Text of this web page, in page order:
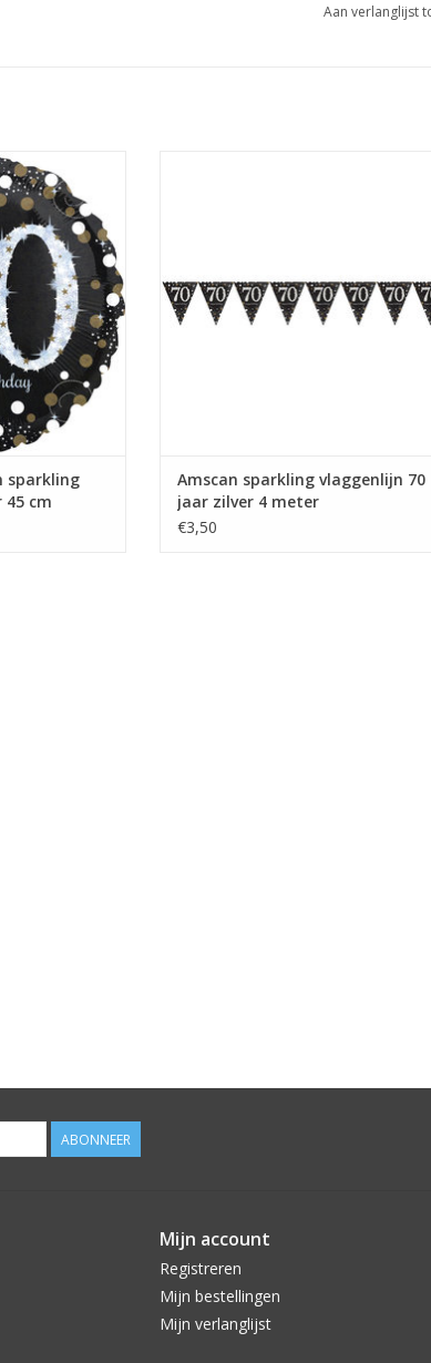
Aan verlanglijst
zilver zwart
cm
sparkling
cm
Amscan sparkling vlaggenlijn 70
jaar zilver 4 meter
€3,50
ABONNEER
Mijn account
Registreren
Mijn bestellingen
Mijn verlanglijst